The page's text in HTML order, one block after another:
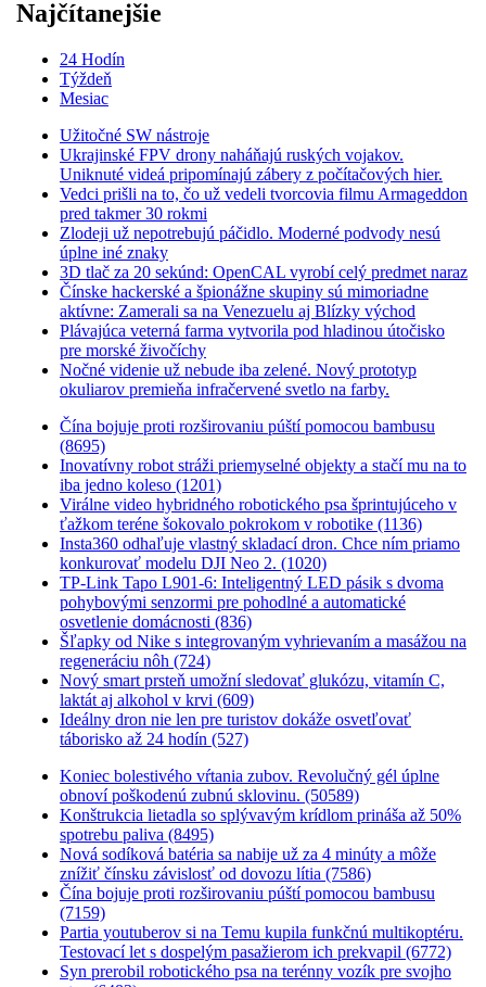
Najčítanejšie
24 Hodín
Týždeň
Mesiac
Užitočné SW nástroje
Ukrajinské FPV drony naháňajú ruských vojakov.
Uniknuté videá pripomínajú zábery z počítačových hier.
Vedci prišli na to, čo už vedeli tvorcovia filmu Armageddon
pred takmer 30 rokmi
Zlodeji už nepotrebujú páčidlo. Moderné podvody nesú
úplne iné znaky
3D tlač za 20 sekúnd: OpenCAL vyrobí celý predmet naraz
Čínske hackerské a špionážne skupiny sú mimoriadne
aktívne: Zamerali sa na Venezuelu aj Blízky východ
Plávajúca veterná farma vytvorila pod hladinou útočisko
pre morské živočíchy
Nočné videnie už nebude iba zelené. Nový prototyp
okuliarov premieňa infračervené svetlo na farby.
Čína bojuje proti rozširovaniu púští pomocou bambusu
(8695)
Inovatívny robot stráži priemyselné objekty a stačí mu na to
iba jedno koleso (1201)
Virálne video hybridného robotického psa šprintujúceho v
ťažkom teréne šokovalo pokrokom v robotike (1136)
Insta360 odhaľuje vlastný skladací dron. Chce ním priamo
konkurovať modelu DJI Neo 2. (1020)
TP-Link Tapo L901-6: Inteligentný LED pásik s dvoma
pohybovými senzormi pre pohodlné a automatické
osvetlenie domácnosti (836)
Šľapky od Nike s integrovaným vyhrievaním a masážou na
regeneráciu nôh (724)
Nový smart prsteň umožní sledovať glukózu, vitamín C,
laktát aj alkohol v krvi (609)
Ideálny dron nie len pre turistov dokáže osvetľovať
táborisko až 24 hodín (527)
Koniec bolestivého vŕtania zubov. Revolučný gél úplne
obnoví poškodenú zubnú sklovinu. (50589)
Konštrukcia lietadla so splývavým krídlom prináša až 50%
spotrebu paliva (8495)
Nová sodíková batéria sa nabije už za 4 minúty a môže
znížiť čínsku závislosť od dovozu lítia (7586)
Čína bojuje proti rozširovaniu púští pomocou bambusu
(7159)
Partia youtuberov si na Temu kupila funkčnú multikoptéru.
Testovací let s dospelým pasažierom ich prekvapil (6772)
Syn prerobil robotického psa na terénny vozík pre svojho